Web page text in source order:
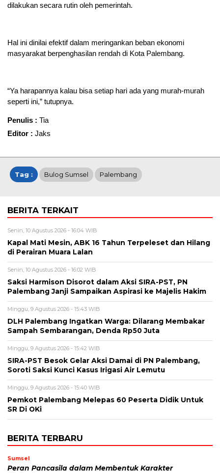
dilakukan secara rutin oleh pemerintah.
Hal ini dinilai efektif dalam meringankan beban ekonomi
masyarakat berpenghasilan rendah di Kota Palembang.
“Ya harapannya kalau bisa setiap hari ada yang murah-murah
seperti ini,” tutupnya.
Penulis : Tia
Editor : Jaks
Tag : Bulog Sumsel Palembang
BERITA TERKAIT
Senin, 10 Agustus 2026 - 16:04 WIB
Kapal Mati Mesin, ABK 16 Tahun Terpeleset dan Hilang
di Perairan Muara Lalan
Senin, 10 Agustus 2026 - 16:02 WIB
Saksi Harmison Disorot dalam Aksi SIRA-PST, PN
Palembang Janji Sampaikan Aspirasi ke Majelis Hakim
Minggu, 9 Agustus 2026 - 15:43 WIB
DLH Palembang Ingatkan Warga: Dilarang Membakar
Sampah Sembarangan, Denda Rp50 Juta
Minggu, 9 Agustus 2026 - 15:42 WIB
SIRA-PST Besok Gelar Aksi Damai di PN Palembang,
Soroti Saksi Kunci Kasus Irigasi Air Lemutu
Minggu, 9 Agustus 2026 - 15:40 WIB
Pemkot Palembang Melepas 60 Peserta Didik Untuk
SR Di OKi
BERITA TERBARU
Sumsel
Peran Pancasila dalam Membentuk Karakter